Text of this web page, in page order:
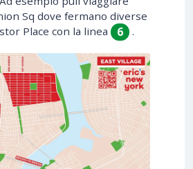
Sq dove fermano diverse
Place con la linea
6 .